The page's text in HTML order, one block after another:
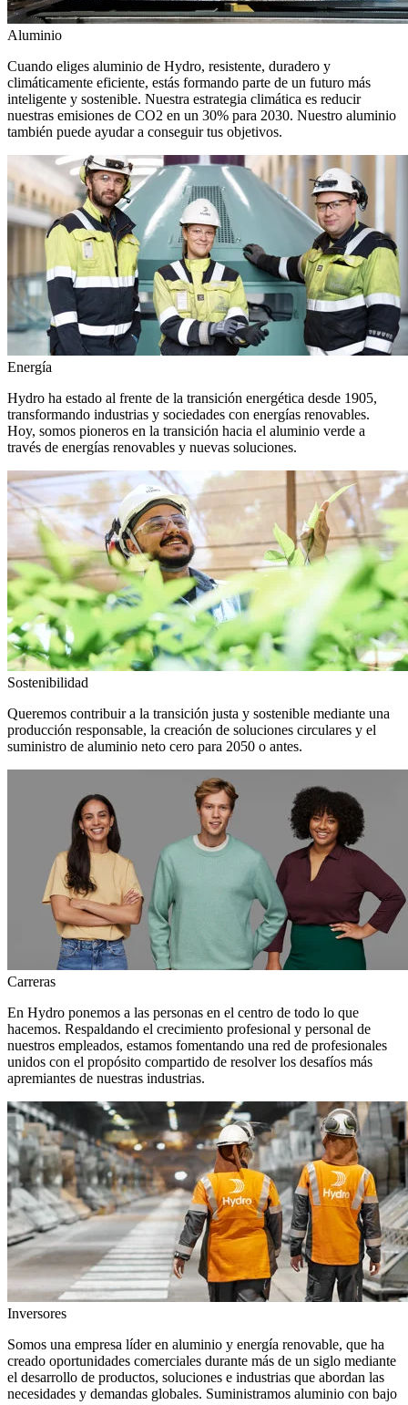
Aluminio
Cuando eliges aluminio de Hydro, resistente, duradero y
climáticamente eficiente, estás formando parte de un futuro más
inteligente y sostenible. Nuestra estrategia climática es reducir
nuestras emisiones de CO2 en un 30% para 2030. Nuestro aluminio
también puede ayudar a conseguir tus objetivos.
Energía
Hydro ha estado al frente de la transición energética desde 1905,
transformando industrias y sociedades con energías renovables.
Hoy, somos pioneros en la transición hacia el aluminio verde a
través de energías renovables y nuevas soluciones.
Sostenibilidad
Queremos contribuir a la transición justa y sostenible mediante una
producción responsable, la creación de soluciones circulares y el
suministro de aluminio neto cero para 2050 o antes.
Carreras
En Hydro ponemos a las personas en el centro de todo lo que
hacemos. Respaldando el crecimiento profesional y personal de
nuestros empleados, estamos fomentando una red de profesionales
unidos con el propósito compartido de resolver los desafíos más
apremiantes de nuestras industrias.
Inversores
Somos una empresa líder en aluminio y energía renovable, que ha
creado oportunidades comerciales durante más de un siglo mediante
el desarrollo de productos, soluciones e industrias que abordan las
necesidades y demandas globales. Suministramos aluminio con bajo